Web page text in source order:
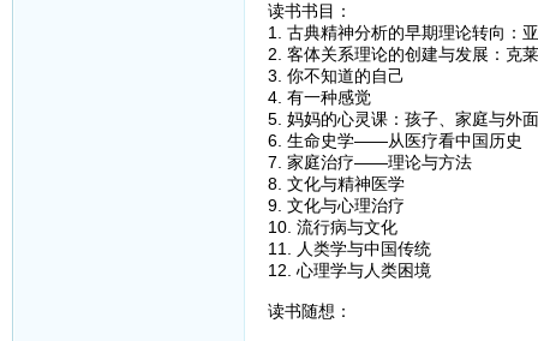
读书书目：
1. 古典精神分析的早期理论转向：
2. 客体关系理论的创建与发展：克
3. 你不知道的自己
4. 有一种感觉
5. 妈妈的心灵课：孩子、家庭与外
6. 生命史学——从医疗看中国历史
7. 家庭治疗——理论与方法
8. 文化与精神医学
9. 文化与心理治疗
10. 流行病与文化
11. 人类学与中国传统
12. 心理学与人类困境
读书随想：